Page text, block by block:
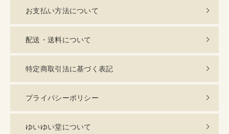
お支払い方法について
配送・送料について
特定商取引法に基づく表記
プライバシーポリシー
ゆいゆい堂について